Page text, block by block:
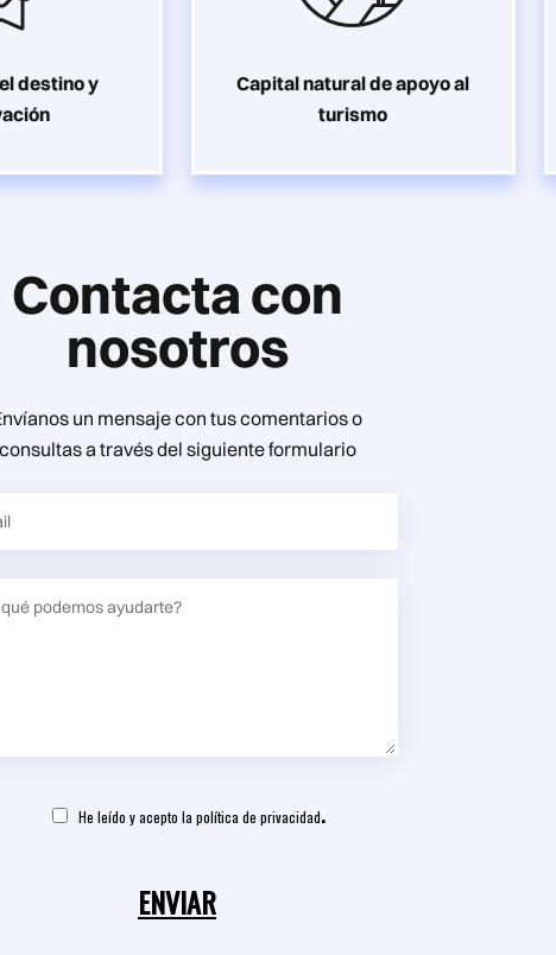
destino y
Capital natural de apoyo al
turismo
Contacta con
nosotros
un mensaje con tus comentarios o
consultas a través del siguiente formulario
He leído y acepto la política de privacidad.